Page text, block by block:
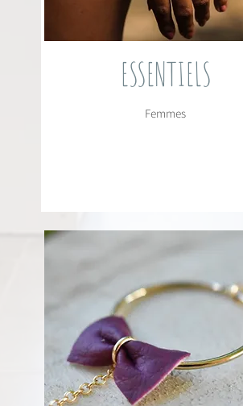
ESSENTIELS
Femmes